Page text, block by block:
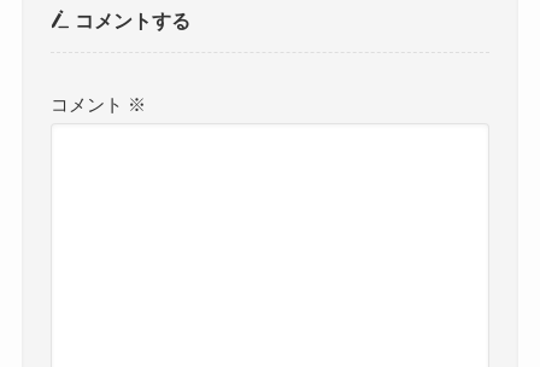
コメントする
コメント ※